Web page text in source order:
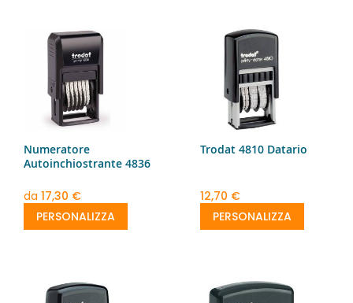
Numeratore
Autoinchiostrante 4836
da 17,30 €
PERSONALIZZA
Trodat 4810 Datario
12,70 €
PERSONALIZZA